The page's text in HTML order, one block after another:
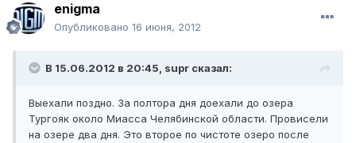
enigma
Опубликовано 16 июня, 2012
В 15.06.2012 в 20:45, supr сказал:
Выехали поздно. За полтора дня доехали до озера
Тургояк около Миасса Челябинской области. Провисели
на озере два дня. Это второе по чистоте озеро после